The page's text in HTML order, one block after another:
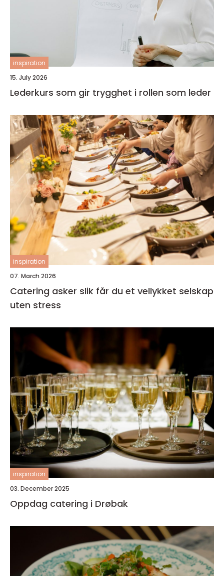
inspiration
15. July 2026
Lederkurs som gir trygghet i rollen som leder
inspiration
07. March 2026
Catering asker slik får du et vellykket selskap
uten stress
inspiration
03. December 2025
Oppdag catering i Drøbak